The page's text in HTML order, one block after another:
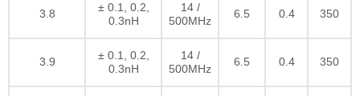
3.8
± 0.1, 0.2,
0.3nH
14 /
500MHz
6.5 0.4 350
3.9
± 0.1, 0.2,
0.3nH
14 /
500MHz
6.5 0.4 350